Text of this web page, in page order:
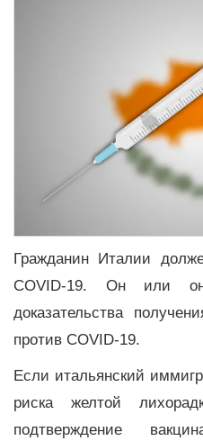
Гражданин Италии
COVID-19. Он или
доказательства
против COVID-19.
Если итальянский
риска желтой
подтверждение